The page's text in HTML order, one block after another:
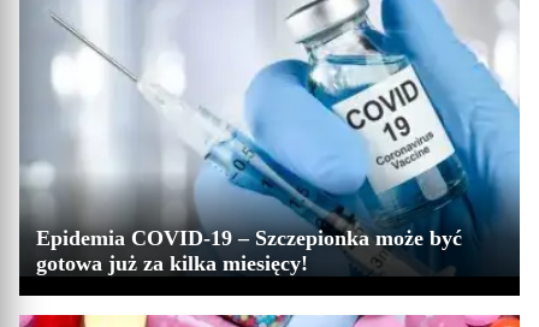
Epidemia COVID-19 – Szczepionka może być
gotowa już za kilka miesięcy!